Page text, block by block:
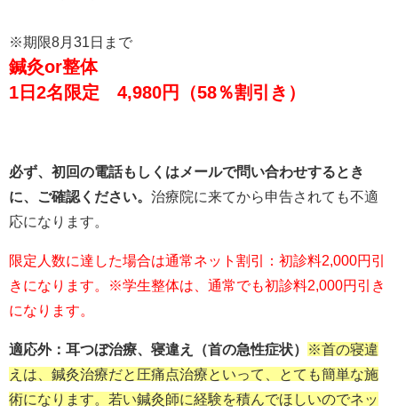
※期限8月31日まで
鍼灸or整体
1日2名限定 4,980円（58％割引き）
必ず、初回の電話もしくはメールで問い合わせするとき
に、ご確認ください。 治療院に来てから申告されても不適
応になります。
限定人数に達した場合は通常ネット割引：初診料2,000円引
きになります。※学生整体は、通常でも初診料2,000円引き
になります。
適応外：耳つぼ治療、寝違え（首の急性症状）
※首の寝違
えは、鍼灸治療だと圧痛点治療といって、とても簡単な施
術になります。若い鍼灸師に経験を積んでほしいのでネッ